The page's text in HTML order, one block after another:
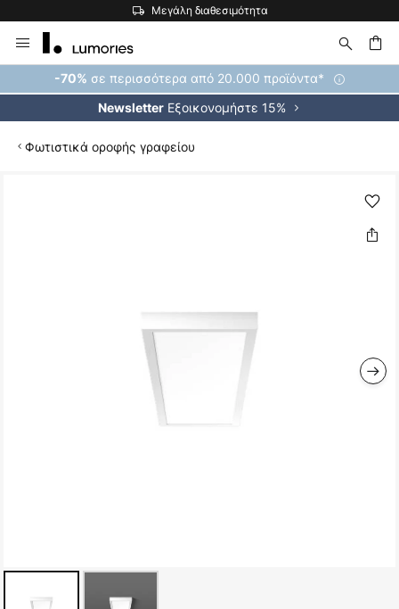
Μεγάλη διαθεσιμότητα
Μετάβαση
στο
περιεχόμενο
-70% σε περισσότερα από 20.000 προϊόντα*
Newsletter Εξοικονομήστε 15%
Φωτιστικά οροφής γραφείου